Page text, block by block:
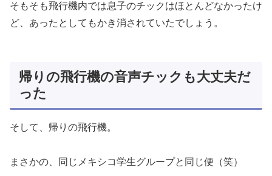
そもそも飛行機内では息子のチックはほとんどなかったけ
ど、あったとしてもかき消されていたでしょう。
帰りの飛行機の音声チックも大丈夫だ
った
そして、帰りの飛行機。
まさかの、同じメキシコ学生グループと同じ便（笑）